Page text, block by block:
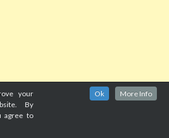
your
By
agree to
Ok More Info